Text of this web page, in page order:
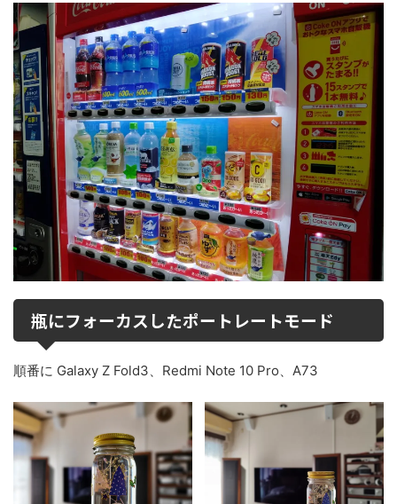
瓶にフォーカスしたポートレートモード
順番に Galaxy Z Fold3、Redmi Note 10 Pro、A73